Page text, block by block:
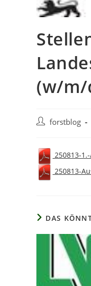
(w/m/
Beitrags-
forstblog
250813-
250813-
DAS